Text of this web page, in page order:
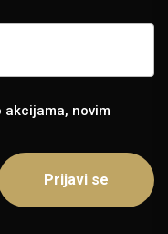
akcijama, novim